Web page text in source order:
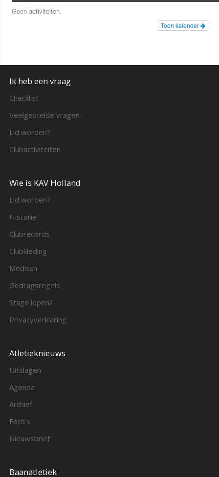
Geen activiteiten.
Toon kalender
Ik heb een vraag
Checklist
Veelgestelde vragen
Lid worden?
Clubactiviteiten
Wie is KAV Holland
Lid worden?
Historie
Clubrecords
Clubkleding
Medisch
Gedragsregels
Stage lopen?
Privacyverklaring
Atletieknieuws
Uitslagen
Agenda
Archief
Foto’s
Nieuwsbrief
Baanatletiek